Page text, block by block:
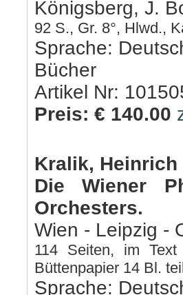
Königsberg, J.
92 S., Gr. 8°, Hlwd.,
Sprache:
Bücher
Artikel Nr:
Preis: € 140.00
Kralik, Heinrich
Die Wiener
Orchesters.
Wien - Leipzig -
114 Seiten, im
Büttenpapier 14 Bl.
Sprache: